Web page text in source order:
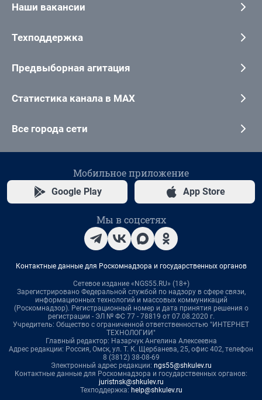
Наши вакансии
Техподдержка
Предвыборная агитация
Статистика канала в MAX
Все города сети
Мобильное приложение
Google Play App Store
Мы в соцсетях
Контактные данные для Роскомнадзора и государственных органов
Сетевое издание «NGS55.RU» (18+)
Зарегистрировано Федеральной службой по надзору в сфере связи,
информационных технологий и массовых коммуникаций
(Роскомнадзор). Регистрационный номер и дата принятия решения о
регистрации - ЭЛ № ФС 77 - 78819 от 07.08.2020 г.
Учредитель: Общество с ограниченной ответственностью "ИНТЕРНЕТ
ТЕХНОЛОГИИ"
Главный редактор: Назарчук Ангелина Алексеевна
Адрес редакции: Россия, Омск, ул. Т. К. Щербанева, 25, офис 402, телефон
8 (3812) 38-08-69
Электронный адрес редакции: ngs55@shkulev.ru
Контактные данные для Роскомнадзора и государственных органов:
juristnsk@shkulev.ru
Техподдержка: help@shkulev.ru